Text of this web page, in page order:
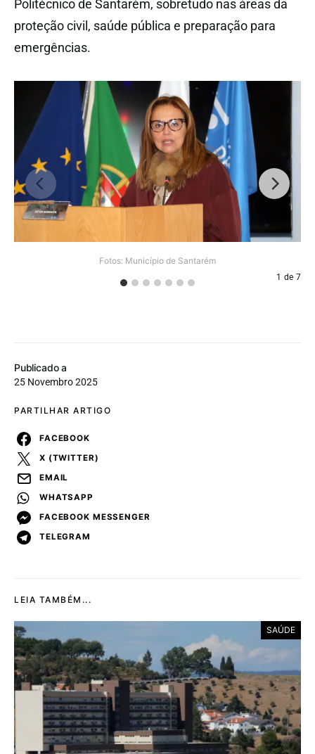
Publicado a
25 Novembro 2025
PARTILHAR ARTIGO
FACEBOOK
X (TWITTER)
EMAIL
WHATSAPP
FACEBOOK MESSENGER
TELEGRAM
Politécnico de Santarém, sobretudo nas áreas da
proteção civil, saúde pública e preparação para
emergências.
Fotos: Município de Santarém
1 de 7
LEIA TAMBÉM...
SAÚDE